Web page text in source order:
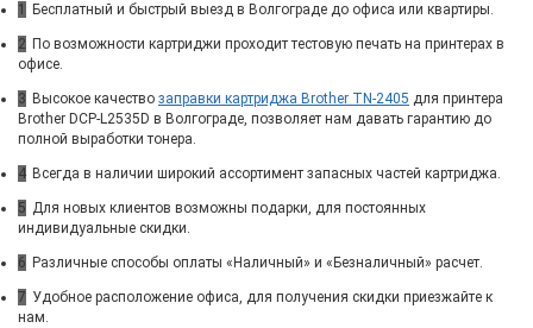
1 Бесплатный и быстрый выезд в Волгограде до офиса или квартиры.
2 По возможности картриджи проходит тестовую печать на принтерах в
офисе.
3 Высокое качество заправки картриджа Brother TN-2405 для принтера
Brother DCP-L2535D в Волгограде, позволяет нам давать гарантию до
полной выработки тонера.
4 Всегда в наличии широкий ассортимент запасных частей картриджа.
5 Для новых клиентов возможны подарки, для постоянных
индивидуальные скидки.
6 Различные способы оплаты «Наличный» и «Безналичный» расчет.
7 Удобное расположение офиса, для получения скидки приезжайте к
нам.